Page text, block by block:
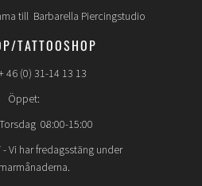
till Barbarella Piercingstudio
TATTOOSHOP
46 (0) 31-14 13 13
Öppet:
08:00-15:00
- Vi har fredagsstäng under